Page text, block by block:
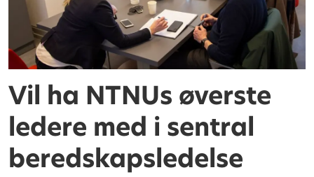
Vil ha NTNUs øverste
ledere med i sentral
beredskapsledelse